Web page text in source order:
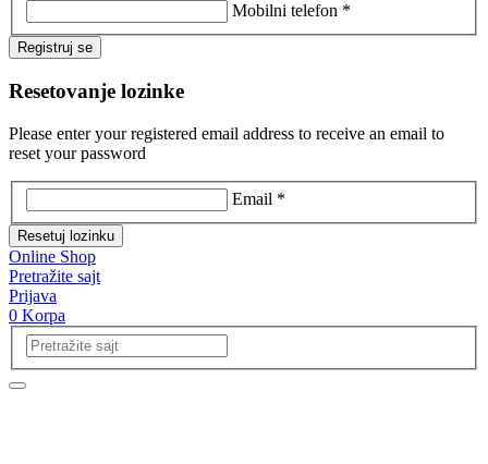
Mobilni telefon *
Registruj se
Resetovanje lozinke
Please enter your registered email address to receive an email to
reset your password
Email *
Resetuj lozinku
Online Shop
Pretražite sajt
Prijava
0 Korpa